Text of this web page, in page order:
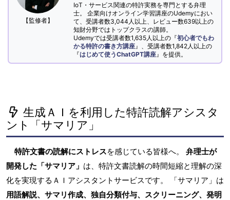
【監修者】
IoT・サービス関連の特許実務を専門とする弁理
士。 企業向けオンライン学習講座のUdemyにおい
て、受講者数3,044人以上、レビュー数639以上の
知財分野ではトップクラスの講師。
Udemyでは受講者数1,635人以上の『初心者でもわ
かる特許の書き方講座 』、受講者数1,842人以上の
『はじめて使うChatGPT講座 』を提供。
生成ＡＩを利用した特許読解アシスタ
ント「サマリア」
特許文書の読解にストレスを感じている皆様へ。 弁理士が
開発した「サマリア」 は、特許文書読解の時間短縮と理解の深
化を実現するＡＩアシスタントサービスです。 「サマリア」は
用語解説、サマリ作成、独自分類付与、スクリーニング、発明